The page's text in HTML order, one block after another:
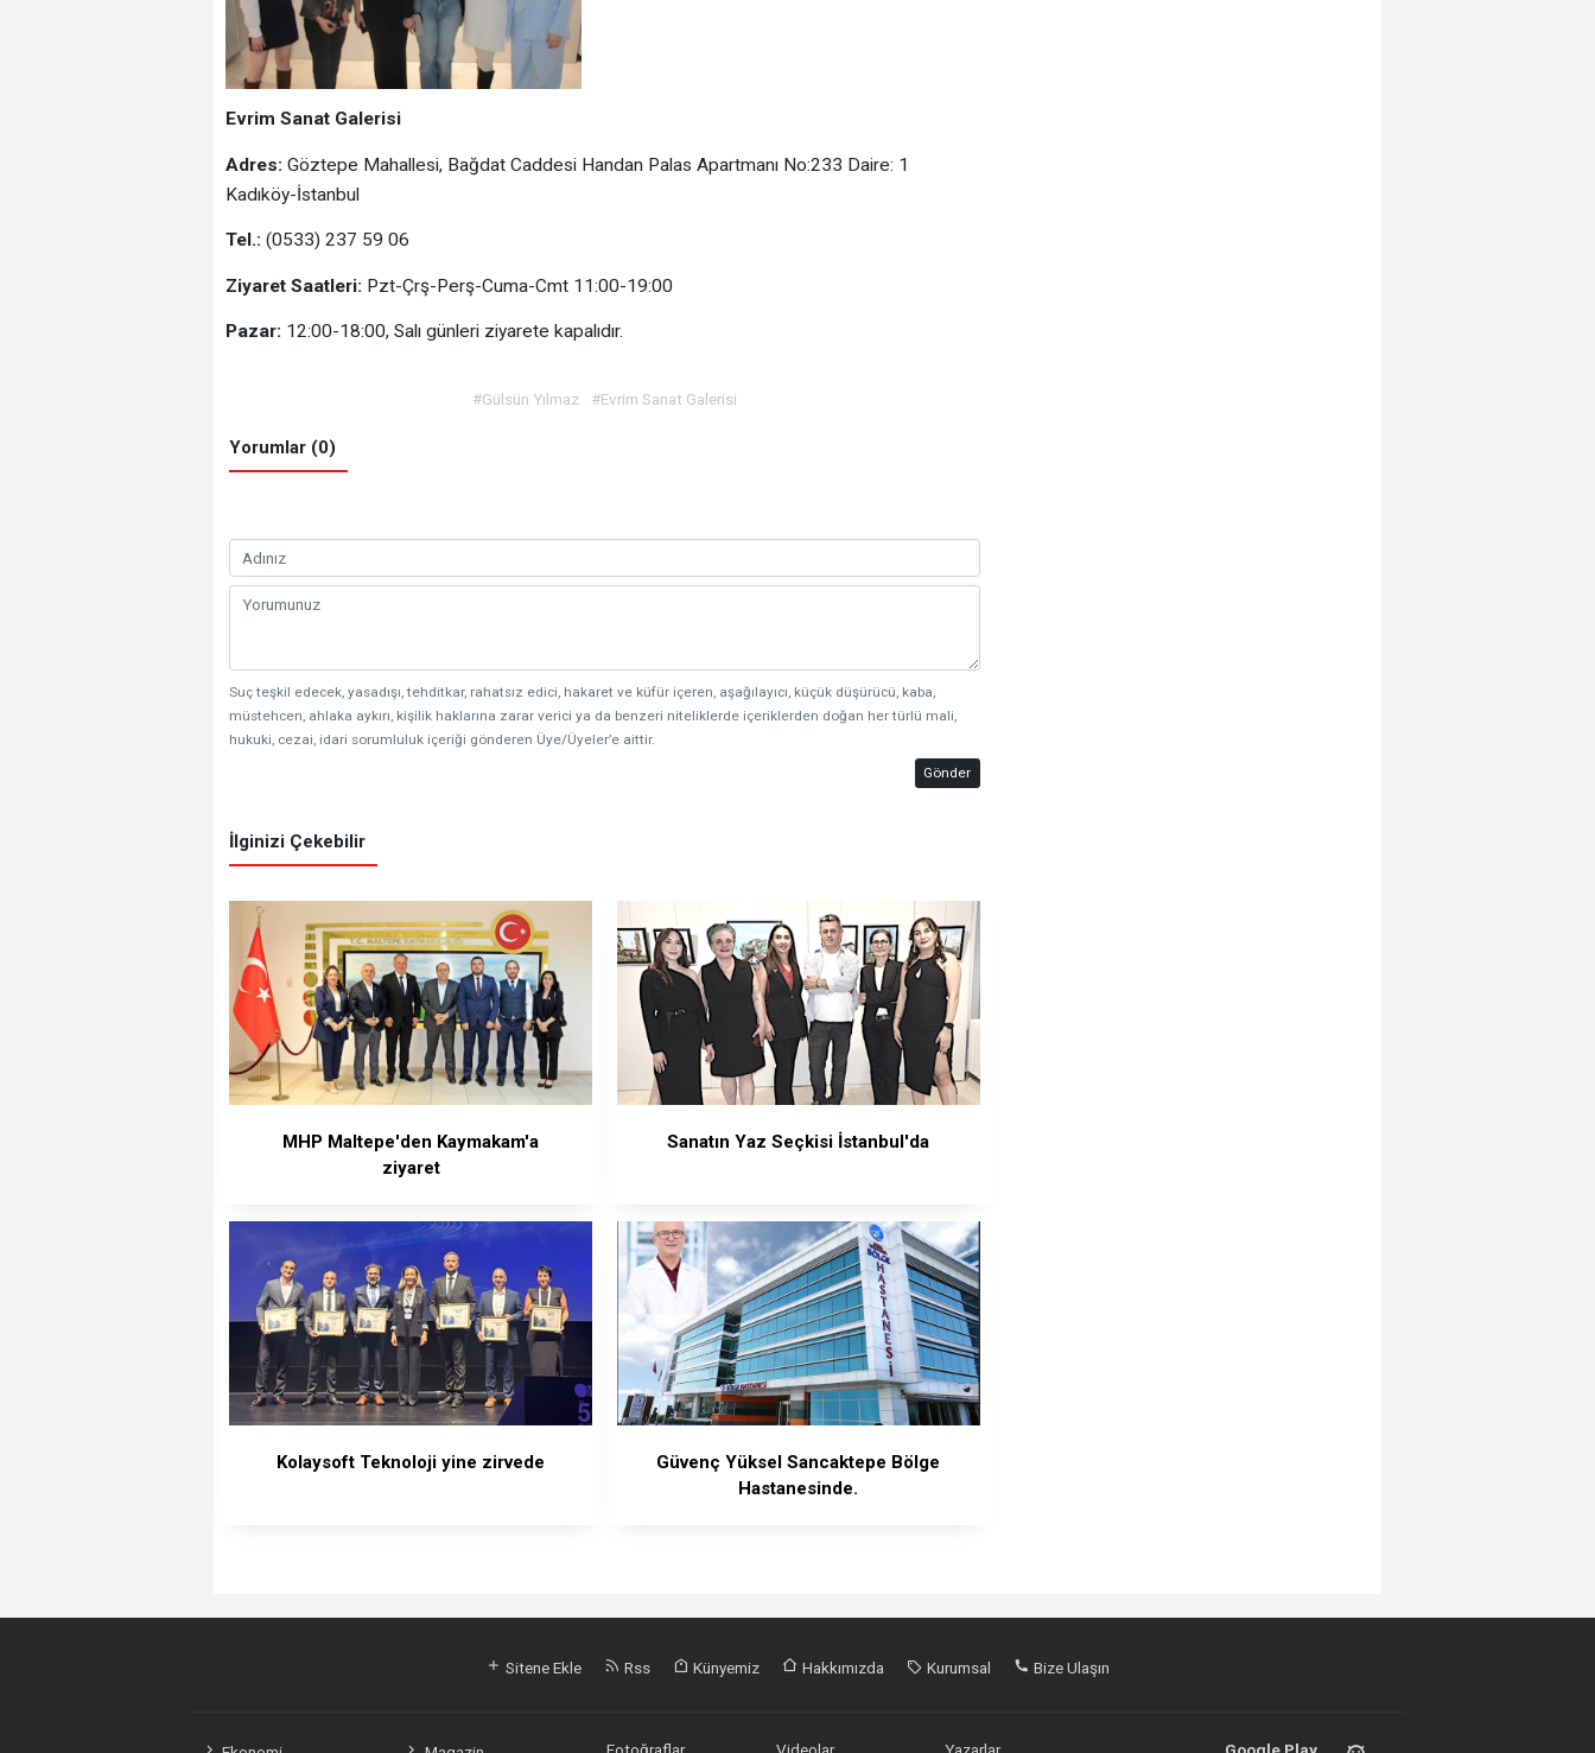
Evrim Sanat Galerisi
Adres: Göztepe Mahallesi, Bağdat Caddesi Handan Palas Apartmanı No:233 Daire: 1
Kadıköy-İstanbul
Tel.: (0533) 237 59 06
Ziyaret Saatleri: Pzt-Çrş-Perş-Cuma-Cmt 11:00-19:00
Pazar: 12:00-18:00, Salı günleri ziyarete kapalıdır.
#Gülsün Yılmaz #Evrim Sanat Galerisi
Yorumlar (0)
Suç teşkil edecek, yasadışı, tehditkar, rahatsız edici, hakaret ve küfür içeren, aşağılayıcı, küçük düşürücü, kaba,
müstehcen, ahlaka aykırı, kişilik haklarına zarar verici ya da benzeri niteliklerde içeriklerden doğan her türlü mali,
hukuki, cezai, idari sorumluluk içeriği gönderen Üye/Üyeler’e aittir.
Gönder
İlginizi Çekebilir
MHP Maltepe'den Kaymakam'a
ziyaret
Sanatın Yaz Seçkisi İstanbul'da
Kolaysoft Teknoloji yine zirvede
Güvenç Yüksel Sancaktepe Bölge
Hastanesinde.
Sitene Ekle Rss Künyemiz Hakkımızda Kurumsal Bize Ulaşın
Fotoğraflar Videolar Yazarlar Google Play